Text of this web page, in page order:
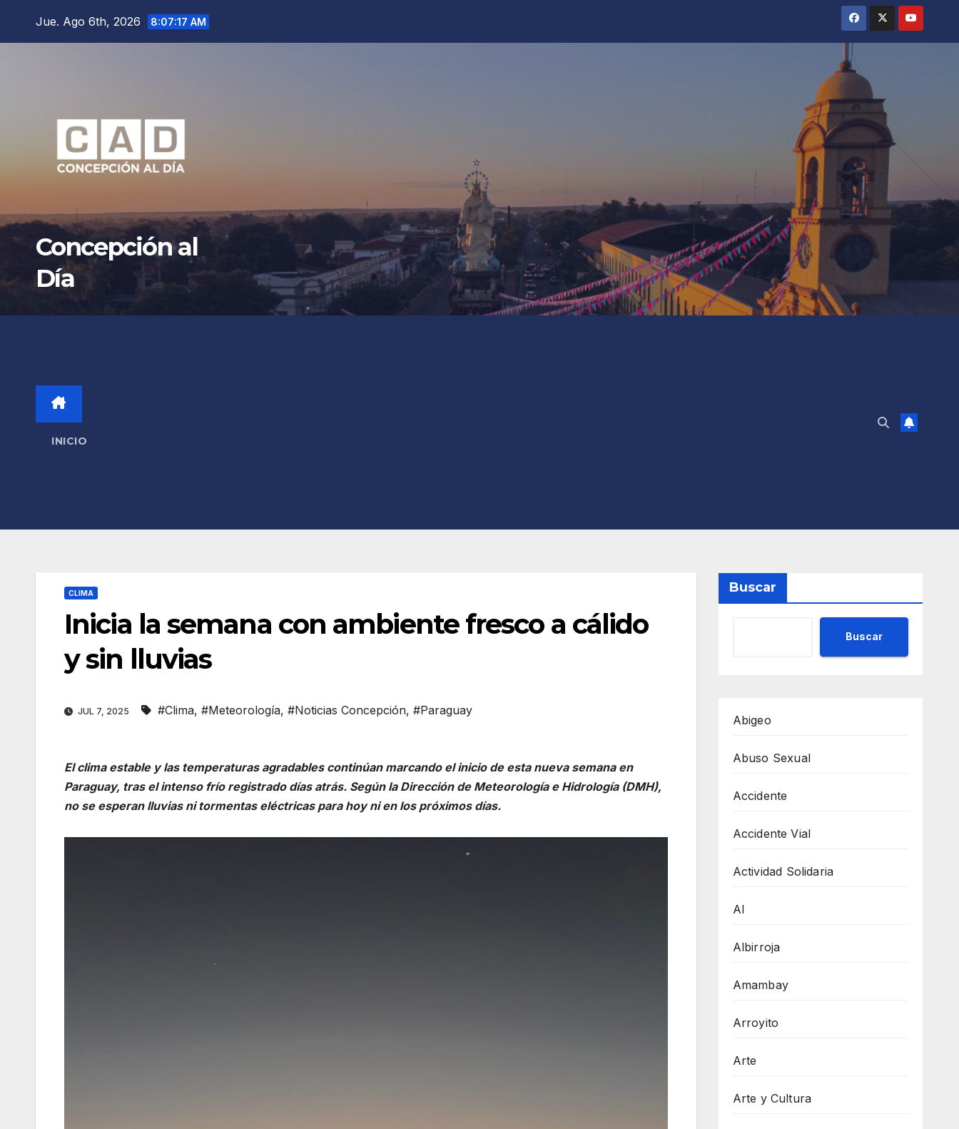
Jue. Ago 6th, 2026 8:07:18 AM
Concepción al
Día
INICIO
CLIMA
Inicia la semana con ambiente fresco a cálido
y sin lluvias
JUL 7, 2025 #Clima, #Meteorología, #Noticias Concepción, #Paraguay
El clima estable y las temperaturas agradables continúan marcando el inicio de esta nueva semana en
Paraguay, tras el intenso frío registrado días atrás. Según la Dirección de Meteorología e Hidrología (DMH),
no se esperan lluvias ni tormentas eléctricas para hoy ni en los próximos días.
Buscar
Buscar
Abigeo
Abuso Sexual
Accidente
Accidente Vial
Actividad Solidaria
AI
Albirroja
Amambay
Arroyito
Arte
Arte y Cultura